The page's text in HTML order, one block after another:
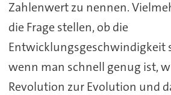
Zahlenwert zu nennen.
die Frage stellen, ob die
Entwicklungsgeschwindigkeit
wenn man schnell genug ist,
Revolution zur Evolution und